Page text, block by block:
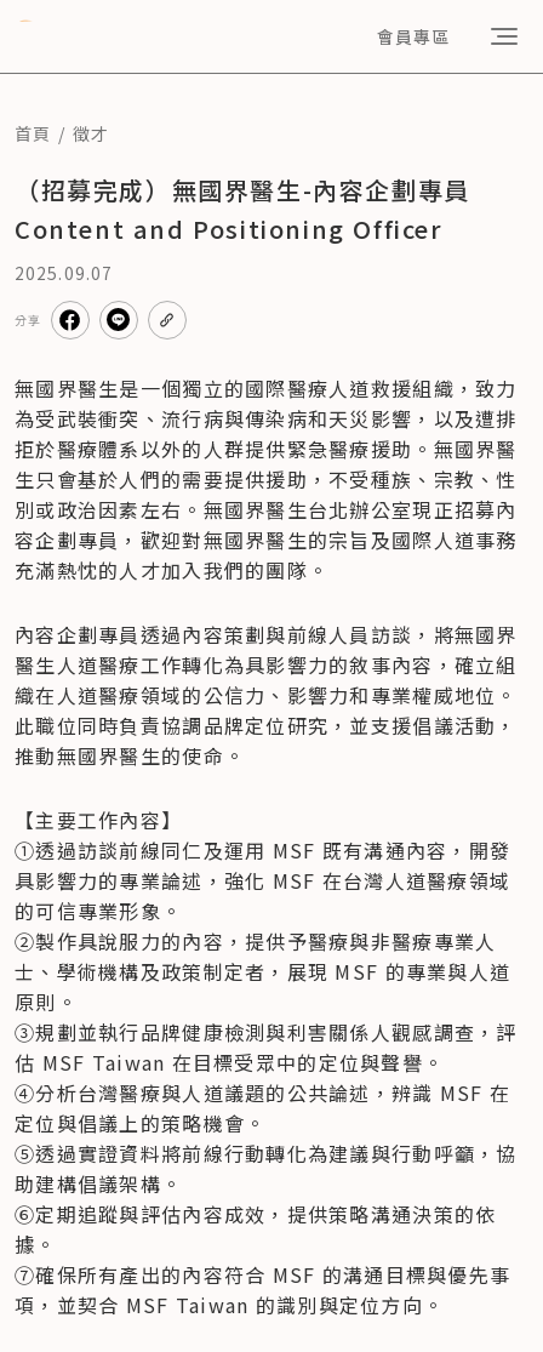
會員專區
首頁 徵才
（招募完成）無國界醫生-內容企劃專員
Content and Positioning Officer
2025.09.07
分享
無國界醫生是一個獨立的國際醫療人道救援組織，致力
為受武裝衝突、流行病與傳染病和天災影響，以及遭排
拒於醫療體系以外的人群提供緊急醫療援助。無國界醫
生只會基於人們的需要提供援助，不受種族、宗教、性
別或政治因素左右。無國界醫生台北辦公室現正招募內
容企劃專員，歡迎對無國界醫生的宗旨及國際人道事務
充滿熱忱的人才加入我們的團隊。
內容企劃專員透過內容策劃與前線人員訪談，將無國界
醫生人道醫療工作轉化為具影響力的敘事內容，確立組
織在人道醫療領域的公信力、影響力和專業權威地位。
此職位同時負責協調品牌定位研究，並支援倡議活動，
推動無國界醫生的使命。
【主要工作內容】
①透過訪談前線同仁及運用 MSF 既有溝通內容，開發
具影響力的專業論述，強化 MSF 在台灣人道醫療領域
的可信專業形象。
②製作具說服力的內容，提供予醫療與非醫療專業人
士、學術機構及政策制定者，展現 MSF 的專業與人道
原則。
③規劃並執行品牌健康檢測與利害關係人觀感調查，評
估 MSF Taiwan 在目標受眾中的定位與聲譽。
④分析台灣醫療與人道議題的公共論述，辨識 MSF 在
定位與倡議上的策略機會。
⑤透過實證資料將前線行動轉化為建議與行動呼籲，協
助建構倡議架構。
⑥定期追蹤與評估內容成效，提供策略溝通決策的依
據。
⑦確保所有產出的內容符合 MSF 的溝通目標與優先事
項，並契合 MSF Taiwan 的識別與定位方向。